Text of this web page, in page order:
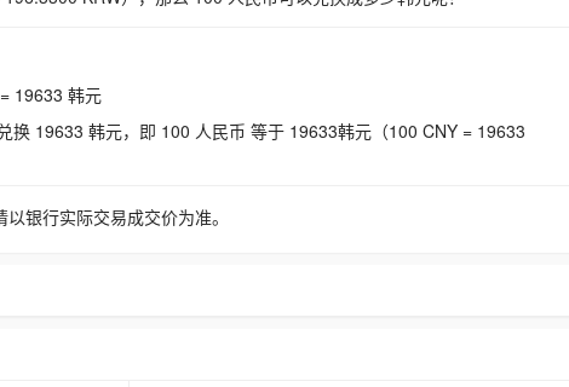
19633 韩元
换 19633 韩元，即 100 人民币 等于 19633韩元（100 CNY = 19633
银行实际交易成交价为准。